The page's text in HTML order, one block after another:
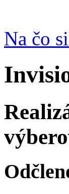
Na čo